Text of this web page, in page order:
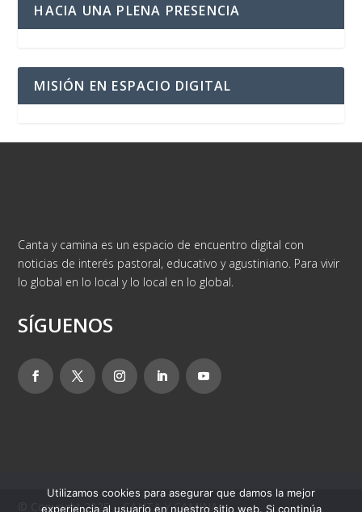
HACIA UNA PLENA PRESENCIA
MISIÓN EN ESPACIO DIGITAL
Canta y camina es un espacio de encuentro digital con
noticias de interés pastoral, educativo y agustiniano. Para vivir
lo global en lo local y lo local en lo global.
SÍGUENOS
© Copyright 2025 – CANTA Y CAMINA
Utilizamos cookies para asegurar que damos la mejor
experiencia al usuario en nuestro sitio web. Si continúa